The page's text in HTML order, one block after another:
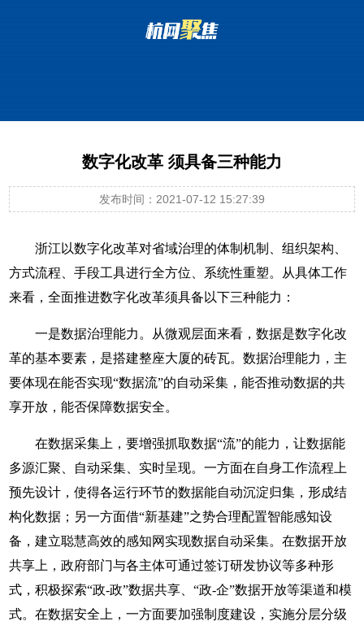
数字化改革 须具备三种能力
发布时间：2021-07-12 15:27:39
浙江以数字化改革对省域治理的体制机制、组织架构、
方式流程、手段工具进行全方位、系统性重塑。从具体工作
来看，全面推进数字化改革须具备以下三种能力：
一是数据治理能力。从微观层面来看，数据是数字化改
革的基本要素，是搭建整座大厦的砖瓦。数据治理能力，主
要体现在能否实现“数据流”的自动采集，能否推动数据的共
享开放，能否保障数据安全。
在数据采集上，要增强抓取数据“流”的能力，让数据能
多源汇聚、自动采集、实时呈现。一方面在自身工作流程上
预先设计，使得各运行环节的数据能自动沉淀归集，形成结
构化数据；另一方面借“新基建”之势合理配置智能感知设
备，建立聪慧高效的感知网实现数据自动采集。在数据开放
共享上，政府部门与各主体可通过签订研发协议等多种形
式，积极探索“政-政”数据共享、“政-企”数据开放等渠道和模
式。在数据安全上，一方面要加强制度建设，实施分层分级